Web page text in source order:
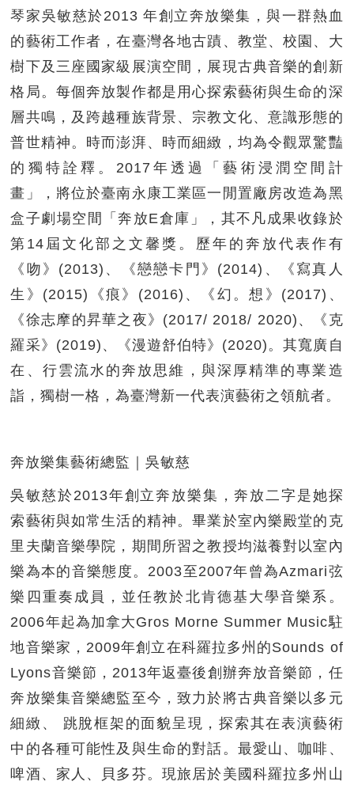
琴家吳敏慈於2013 年創立奔放樂集，與一群熱血
的藝術工作者，在臺灣各地古蹟、教堂、校園、大
樹下及三座國家級展演空間，展現古典音樂的創新
格局。每個奔放製作都是用心探索藝術與生命的深
層共鳴，及跨越種族背景、宗教文化、意識形態的
普世精神。時而澎湃、時而細緻，均為令觀眾驚豔
的獨特詮釋。2017年透過「藝術浸潤空間計
畫」，將位於臺南永康工業區一閒置廠房改造為黑
盒子劇場空間「奔放E倉庫」，其不凡成果收錄於
第14屆文化部之文馨獎。歷年的奔放代表作有
《吻》(2013)、《戀戀卡門》(2014)、《寫真人
生》(2015)《痕》(2016)、《幻。想》(2017)、
《徐志摩的昇華之夜》(2017/ 2018/ 2020)、《克
羅采》(2019)、《漫遊舒伯特》(2020)。其寬廣自
在、行雲流水的奔放思維，與深厚精準的專業造
詣，獨樹一格，為臺灣新一代表演藝術之領航者。
奔放樂集藝術總監｜吳敏慈
吳敏慈於2013年創立奔放樂集，奔放二字是她探
索藝術與如常生活的精神。畢業於室內樂殿堂的克
里夫蘭音樂學院，期間所習之教授均滋養對以室內
樂為本的音樂態度。2003至2007年曾為Azmari弦
樂四重奏成員，並任教於北肯德基大學音樂系。
2006年起為加拿大Gros Morne Summer Music駐
地音樂家，2009年創立在科羅拉多州的Sounds of
Lyons音樂節，2013年返臺後創辦奔放音樂節，任
奔放樂集音樂總監至今，致力於將古典音樂以多元
細緻、 跳脫框架的面貌呈現，探索其在表演藝術
中的各種可能性及與生命的對話。最愛山、咖啡、
啤酒、家人、貝多芬。現旅居於美國科羅拉多州山